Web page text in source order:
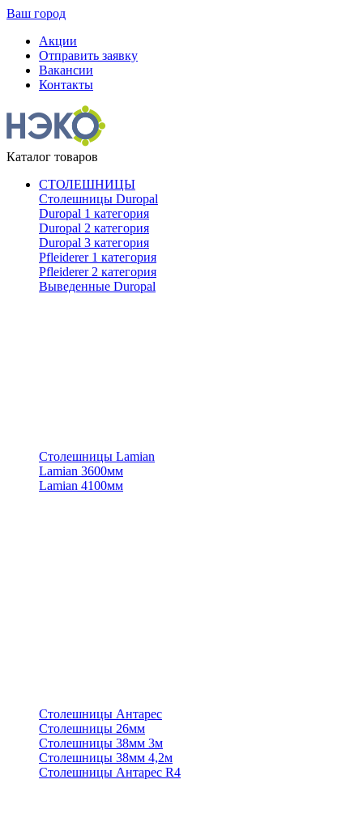
Ваш город
Акции
Отправить заявку
Вакансии
Контакты
Каталог товаров
СТОЛЕШНИЦЫ
Столешницы Duropal
Duropal 1 категория
Duropal 2 категория
Duropal 3 категория
Pfleiderer 1 категория
Pfleiderer 2 категория
Выведенные Duropal
Столешницы Lamian
Lamian 3600мм
Lamian 4100мм
Столешницы Антарес
Столешницы 26мм
Столешницы 38мм 3м
Столешницы 38мм 4,2м
Столешницы Антарес R4